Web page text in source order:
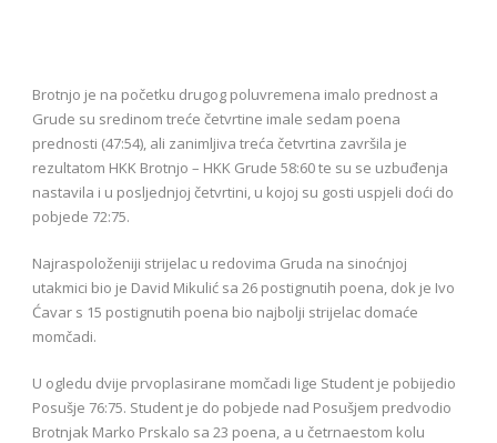
Brotnjo je na početku drugog poluvremena imalo prednost a
Grude su sredinom treće četvrtine imale sedam poena
prednosti (47:54), ali zanimljiva treća četvrtina završila je
rezultatom HKK Brotnjo – HKK Grude 58:60 te su se uzbuđenja
nastavila i u posljednjoj četvrtini, u kojoj su gosti uspjeli doći do
pobjede 72:75.
Najraspoloženiji strijelac u redovima Gruda na sinoćnjoj
utakmici bio je David Mikulić sa 26 postignutih poena, dok je Ivo
Ćavar s 15 postignutih poena bio najbolji strijelac domaće
momčadi.
U ogledu dvije prvoplasirane momčadi lige Student je pobijedio
Posušje 76:75. Student je do pobjede nad Posušjem predvodio
Brotnjak Marko Prskalo sa 23 poena, a u četrnaestom kolu